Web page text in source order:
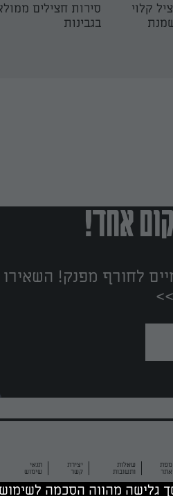
קלוי
סירות חצילים
בגבינות
אחד!
לחורף מפנק! השאירו
מפת
אתר
שאלות
ותשובות
יצירת
קשר
תנאי
שימוש